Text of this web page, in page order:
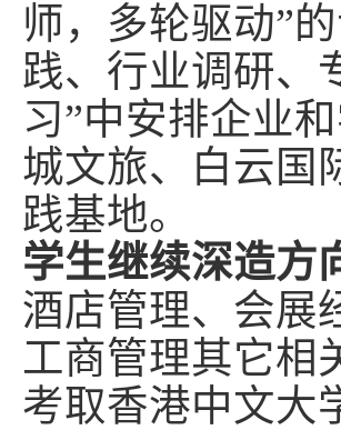
师，多轮驱动”
践、行业调研、
习”中安排企业
城文旅、白云国
践基地。
学生继续深造方
酒店管理、会展
工商管理其它相
考取香港中文大